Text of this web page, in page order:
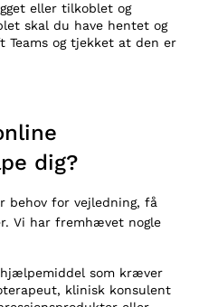
eller tilkoblet og
skal du have hentet og
Teams og tjekket at den er
dig?
behov for vejledning, få
Vi har fremhævet nogle
som kræver
klinisk konsulent